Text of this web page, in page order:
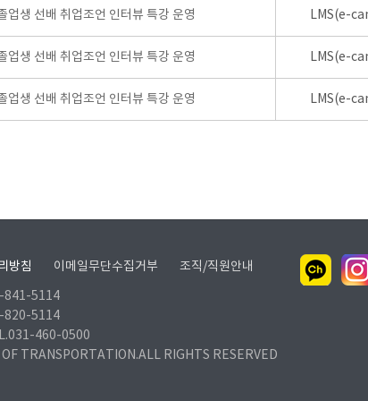
업생 선배 취업조언 인터뷰 특강 운영 LMS(e-
업생 선배 취업조언 인터뷰 특강 운영 LMS(e-
업생 선배 취업조언 인터뷰 특강 운영 LMS(e-
방침 이메일무단수집거부 조직/직원안내
841-5114
820-5114
460-0500
TRANSPORTATION.ALL RIGHTS RESERVED